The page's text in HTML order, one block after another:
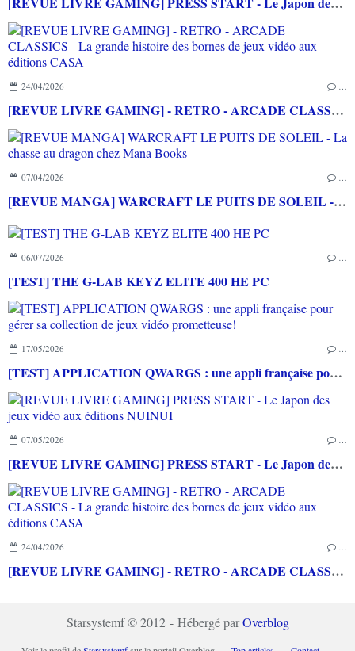
24/04/2026 …
[REVUE LIVRE GAMING] - RETRO - ARCADE CLASSICS - La grande histoire des bornes de jeux vidéo aux éditions CASA
07/04/2026 …
[REVUE MANGA] WARCRAFT LE PUITS DE SOLEIL - La chasse au dragon chez Mana Books
06/07/2026 …
[TEST] THE G-LAB KEYZ ELITE 400 HE PC
17/05/2026 …
[TEST] APPLICATION QWARGS : une appli française pour gérer sa collection de jeux vidéo prometteuse!
07/05/2026 …
[REVUE LIVRE GAMING] PRESS START - Le Japon des jeux vidéo aux éditions NUINUI
24/04/2026 …
[REVUE LIVRE GAMING] - RETRO - ARCADE CLASSICS - La grande histoire des bornes de jeux vidéo aux éditions CASA
Starsystemf © 2012 - Hébergé parOverblog